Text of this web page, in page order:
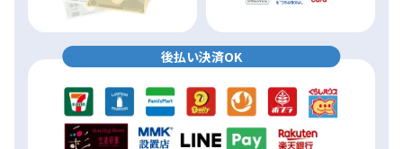
後払い決済OK